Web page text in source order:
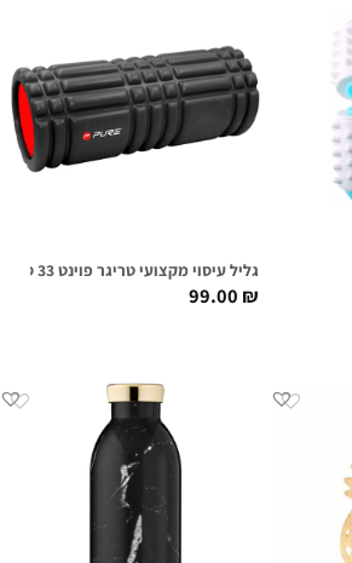
גליל עיסוי מקצועי טריגר פוינט 33 ס"מ P2I
99.00₪